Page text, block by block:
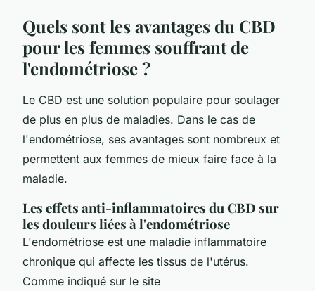
Quels sont les avantages du CBD
pour les femmes souffrant de
l'endométriose ?
Le CBD est une solution populaire pour soulager
de plus en plus de maladies. Dans le cas de
l'endométriose, ses avantages sont nombreux et
permettent aux femmes de mieux faire face à la
maladie.
Les effets anti-inflammatoires du CBD sur
les douleurs liées à l'endométriose
L'endométriose est une maladie inflammatoire
chronique qui affecte les tissus de l'utérus.
Comme indiqué sur le site